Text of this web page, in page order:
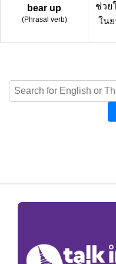
bear up
(Phrasal verb)
ช่วย
ใน